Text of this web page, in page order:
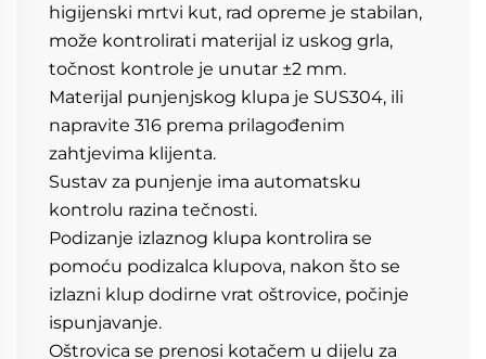
higijenski mrtvi kut, rad opreme je stabilan,
može kontrolirati materijal iz uskog grla,
točnost kontrole je unutar ±2 mm.
Materijal punjenjskog klupa je SUS304, ili
napravite 316 prema prilagođenim
zahtjevima klijenta.
Sustav za punjenje ima automatsku
kontrolu razina tečnosti.
Podizanje izlaznog klupa kontrolira se
pomoću podizalca klupova, nakon što se
izlazni klup dodirne vrat oštrovice, počinje
ispunjavanje.
Oštrovica se prenosi kotačem u dijelu za